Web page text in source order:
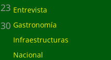
23
30
Entrevista
Gastronomía
Infraestructuras
Nacional